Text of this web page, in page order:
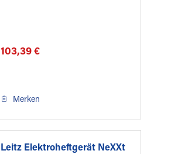
103,39 €
Merken
Leitz Elektroheftgerät NeXXt